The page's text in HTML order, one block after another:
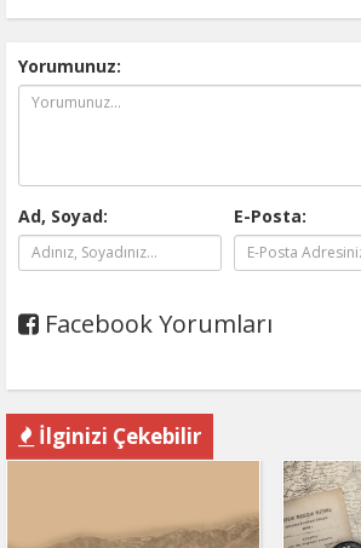
Yorumunuz:
Ad, Soyad: E-Posta:
Facebook Yorumları
İlginizi Çekebilir